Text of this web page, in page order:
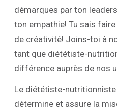
démarques par ton
ton empathie! Tu sais
de créativité! Joins-toi à
tant que diététiste-
différence auprès de nos
Le diététiste-
détermine et assure la